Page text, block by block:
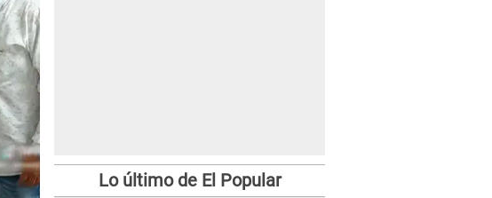
Lo último de El Popular